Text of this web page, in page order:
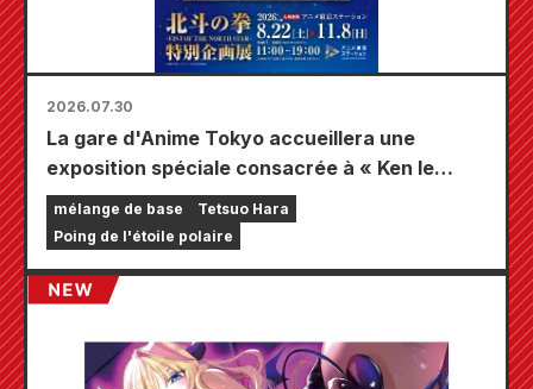
2026.07.30
La gare d'Anime Tokyo accueillera une
exposition spéciale consacrée à « Ken le
Survivant » !!
mélange de base
Tetsuo Hara
Poing de l'étoile polaire